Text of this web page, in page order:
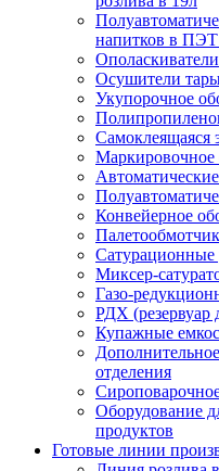
напитков в ПЭТ
Ополаскиватели
Осушители
Укупорочное
Самоклеящаяся
Маркировочное
Конвейерное
Сатурационные
Миксер-
Газо-
РДХ (резервуар
Купажные
отделения
Оборудование
продуктов
Готовые линии